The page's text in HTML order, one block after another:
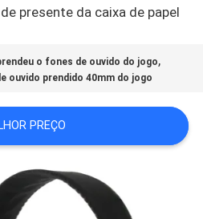
presente da caixa de papel
o fones de ouvido do jogo,
ouvido prendido 40mm do jogo
PREÇO